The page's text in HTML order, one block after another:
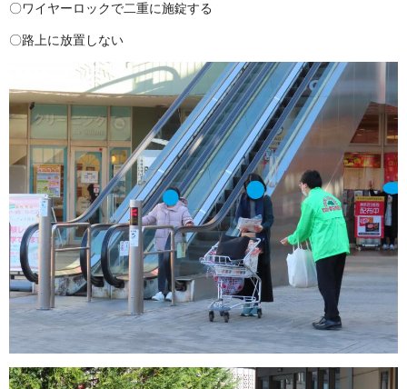
〇ワイヤーロックで二重に施錠する
〇路上に放置しない